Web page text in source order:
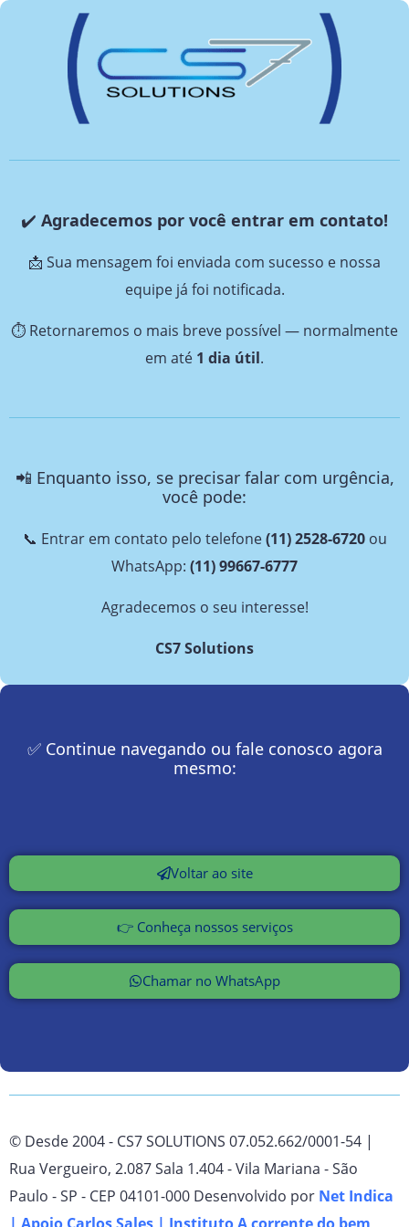
✔️ Agradecemos por você entrar em contato!
📩 Sua mensagem foi enviada com sucesso e nossa
equipe já foi notificada.
⏱️ Retornaremos o mais breve possível — normalmente
em até 1 dia útil.
📲 Enquanto isso, se precisar falar com urgência,
você pode:
📞 Entrar em contato pelo telefone(11) 2528-6720 ou
WhatsApp: (11) 99667-6777
Agradecemos o seu interesse!
CS7 Solutions
✅ Continue navegando ou fale conosco agora
mesmo:
Voltar ao site
👉 Conheça nossos serviços
Chamar no WhatsApp
© Desde 2004 - CS7 SOLUTIONS 07.052.662/0001-54 |
Rua Vergueiro, 2.087 Sala 1.404 - Vila Mariana - São
Paulo - SP - CEP 04101-000 Desenvolvido por Net Indica